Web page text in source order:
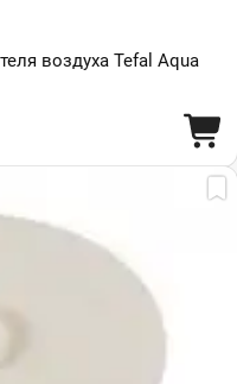
воздуха Tefal Aqua